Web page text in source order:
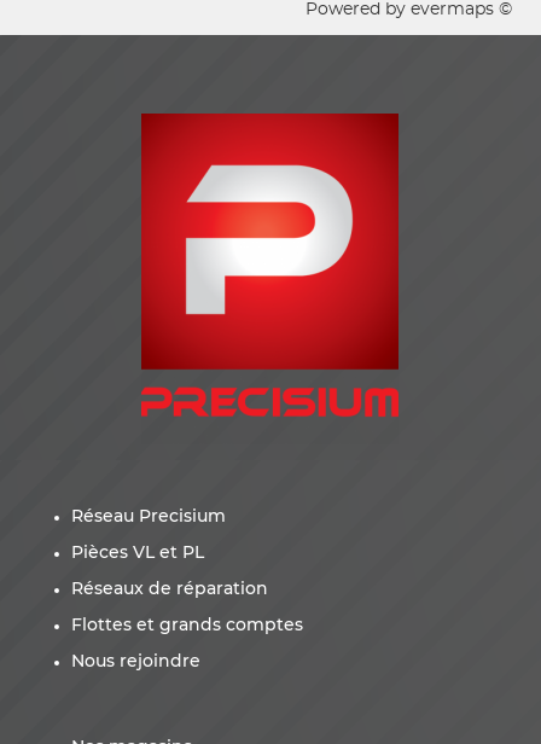
Powered by evermaps ©
Réseau Precisium
Pièces VL et PL
Réseaux de réparation
Flottes et grands comptes
Nous rejoindre